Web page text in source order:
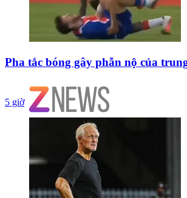
Pha tắc bóng gây phẫn nộ của
5 giờ